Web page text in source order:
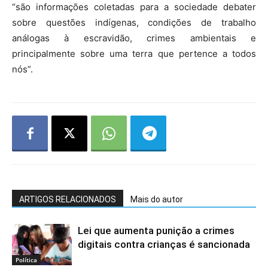
“são informações coletadas para a sociedade debater
sobre questões indígenas, condições de trabalho
análogas à escravidão, crimes ambientais e
principalmente sobre uma terra que pertence a todos
nós”.
ARTIGOS RELACIONADOS Mais do autor
Política
Lei que aumenta punição a crimes
digitais contra crianças é sancionada